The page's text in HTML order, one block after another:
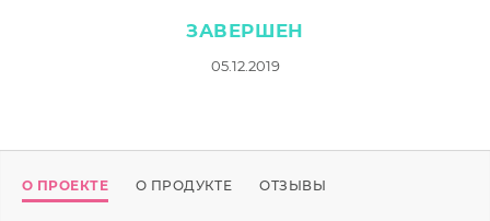
ЗАВЕРШЕН
05.12.2019
О ПРОЕКТЕ О ПРОДУКТЕ ОТЗЫВЫ